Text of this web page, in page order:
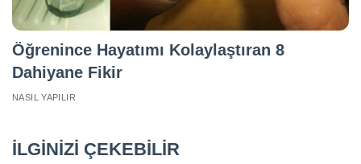
Öğrenince Hayatımı Kolaylaştıran 8
Dahiyane Fikir
NASIL YAPILIR
İLGİNİZİ ÇEKEBİLİR